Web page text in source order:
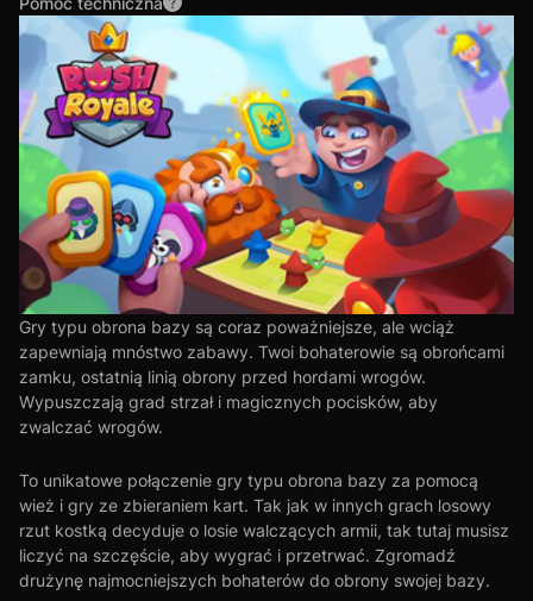
Gry typu obrona bazy są coraz poważniejsze, ale wciąż
zapewniają mnóstwo zabawy. Twoi bohaterowie są obrońcami
zamku, ostatnią linią obrony przed hordami wrogów.
Wypuszczają grad strzał i magicznych pocisków, aby
zwalczać wrogów.
To unikatowe połączenie gry typu obrona bazy za pomocą
wież i gry ze zbieraniem kart. Tak jak w innych grach losowy
rzut kostką decyduje o losie walczących armii, tak tutaj musisz
liczyć na szczęście, aby wygrać i przetrwać. Zgromadź
drużynę najmocniejszych bohaterów do obrony swojej bazy.